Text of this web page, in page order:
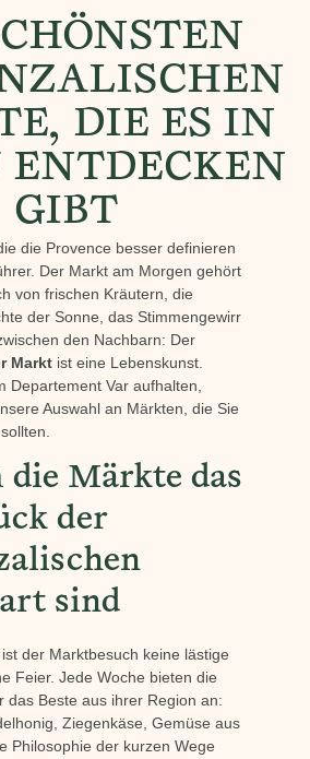
DIE ES IN
ENTDECKEN
GIBT
die Provence besser definieren
Der Markt am Morgen gehört
von frischen Kräutern, die
der Sonne, das Stimmengewirr
den Nachbarn: Der
Marktist eine Lebenskunst.
Departement Var aufhalten,
Auswahl an Märkten, die Sie
die Märkte das
der
sind
der Marktbesuch keine lästige
Feier. Jede Woche bieten die
das Beste aus ihrer Region an:
Ziegenkäse, Gemüse aus
Philosophie der kurzen Wege